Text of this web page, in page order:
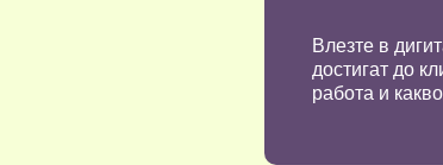
Влезте в
достигат до
работа и